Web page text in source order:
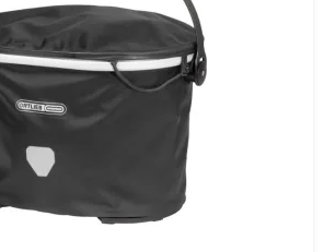
je fietstas op je stuur te
zijn apart verkrijgbaar.